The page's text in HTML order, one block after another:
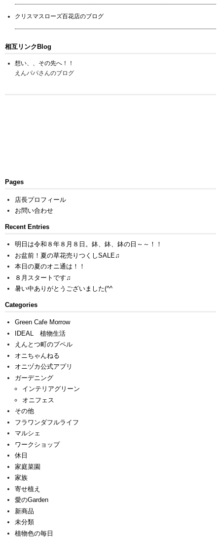
クリスマスローズ百花店のブログ
相互リンクBlog
想い、、その先へ！！
えんパパさんのブログ
Pages
店長プロフィール
お問い合わせ
Recent Entries
明日は令和８年８月８日。鉢、鉢、鉢の日～～！！
お盆前！夏の草花売りつくしSALE♫
本日の夏のオニ通は！！
８月スタートです♫
暑い中ありがとうございました(^^ゞ
Categories
Green Cafe Morrow
IDEAL 植物生活
えんとつ町のプペル
オニちゃんねる
オニヅカ公式アプリ
ガーデニング
インテリアグリーン
オニフェス
その他
フラワンダフルライフ
マルシェ
ワークショップ
休日
家庭菜園
家族
寄せ植え
愛のGarden
新商品
未分類
植物色の毎日